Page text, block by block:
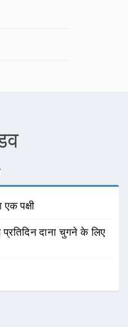
पक्षी
दाना चुगने के लिए